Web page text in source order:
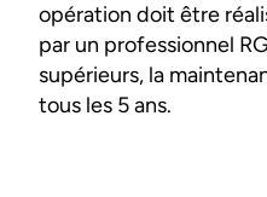
opération doit être
par un professionnel
supérieurs, la
tous les 5 ans.